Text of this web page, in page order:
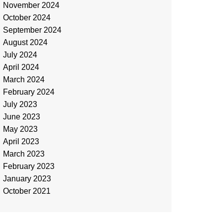
November 2024
October 2024
September 2024
August 2024
July 2024
April 2024
March 2024
February 2024
July 2023
June 2023
May 2023
April 2023
March 2023
February 2023
January 2023
October 2021